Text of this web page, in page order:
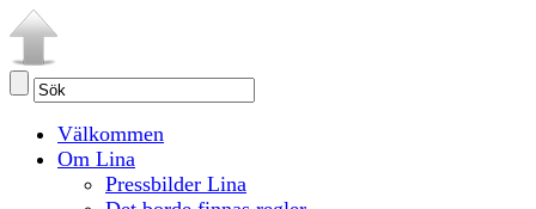
Välkommen
Om Lina
Pressbilder Lina